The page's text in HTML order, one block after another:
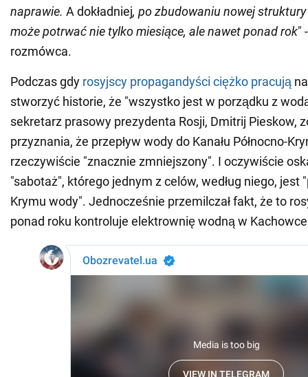
naprawie. A dokładniej, po zbudowaniu nowej
może potrwać nie tylko miesiące, ale nawet ponad rok"
rozmówca.
Podczas gdy rosyjscy propagandyści ciężko pracują
stworzyć historie, że "wszystko jest w porządku z
sekretarz prasowy prezydenta Rosji, Dmitrij Pieskow,
przyznania, że przepływ wody do Kanału Północno-
rzeczywiście "znacznie zmniejszony". I oczywiście
"sabotaż", którego jednym z celów, według niego, jest
Krymu wody". Jednocześnie przemilczał fakt, że to
ponad roku kontroluje elektrownię wodną w